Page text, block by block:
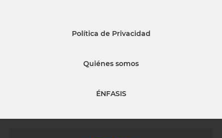
Política de Privacidad
Quiénes somos
ÉNFASIS